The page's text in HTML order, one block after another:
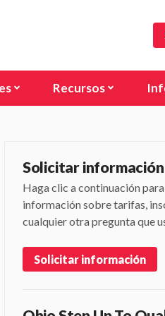
OH (E Dublin Granville Rd)
OH
OH
OH
Recursos
Solicitar información
Haga clic a continuación
información sobre tarifas,
cualquier otra pregunta que
Solicitar información